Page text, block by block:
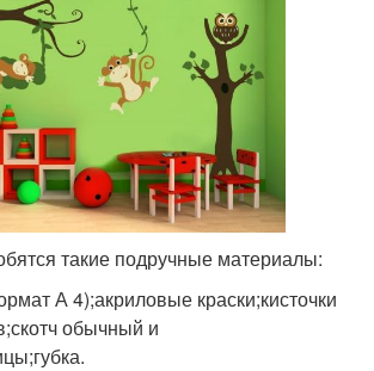
такие подручные материалы:
А 4);акриловые краски;кисточки
обычный и